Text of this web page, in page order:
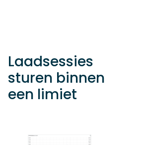
Laadsessies
sturen binnen
een limiet